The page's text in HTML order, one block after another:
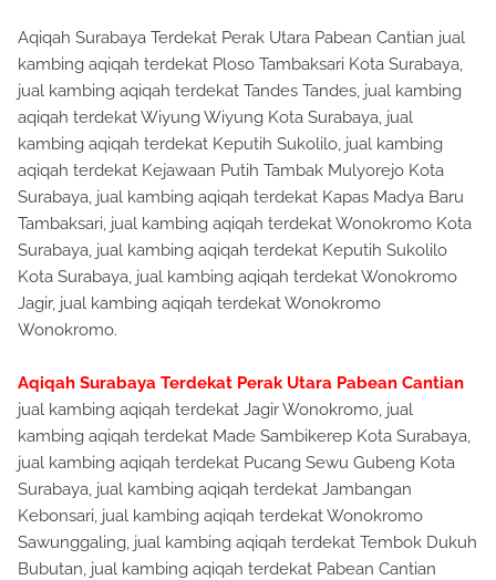
Aqiqah Surabaya Terdekat Perak Utara Pabean Cantian jual
kambing aqiqah terdekat Ploso Tambaksari Kota Surabaya,
jual kambing aqiqah terdekat Tandes Tandes, jual kambing
aqiqah terdekat Wiyung Wiyung Kota Surabaya, jual
kambing aqiqah terdekat Keputih Sukolilo, jual kambing
aqiqah terdekat Kejawaan Putih Tambak Mulyorejo Kota
Surabaya, jual kambing aqiqah terdekat Kapas Madya Baru
Tambaksari, jual kambing aqiqah terdekat Wonokromo Kota
Surabaya, jual kambing aqiqah terdekat Keputih Sukolilo
Kota Surabaya, jual kambing aqiqah terdekat Wonokromo
Jagir, jual kambing aqiqah terdekat Wonokromo
Wonokromo.
Aqiqah Surabaya Terdekat Perak Utara Pabean Cantian
jual kambing aqiqah terdekat Jagir Wonokromo, jual
kambing aqiqah terdekat Made Sambikerep Kota Surabaya,
jual kambing aqiqah terdekat Pucang Sewu Gubeng Kota
Surabaya, jual kambing aqiqah terdekat Jambangan
Kebonsari, jual kambing aqiqah terdekat Wonokromo
Sawunggaling, jual kambing aqiqah terdekat Tembok Dukuh
Bubutan, jual kambing aqiqah terdekat Pabean Cantian